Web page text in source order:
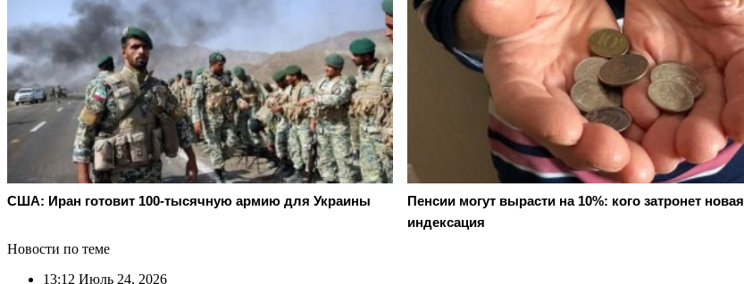
США: Иран готовит 100-тысячную армию для Украины
Пенсии могут вырасти на 10%: кого затронет новая
индексация
Новости по теме
13:12 Июль 24, 2026